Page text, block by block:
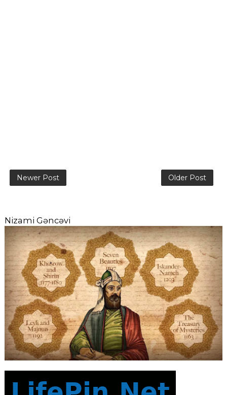
Newer Post Older Post
Nizami Gəncəvi